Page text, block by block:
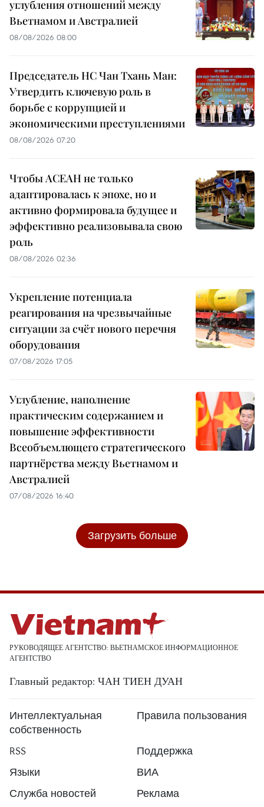
углубления отношений между
Вьетнамом и Австралией
08/08/2026 08:00
Председатель НС Чан Тхань Ман:
Утвердить ключевую роль в
борьбе с коррупцией и
экономическими преступлениями
08/08/2026 07:20
Чтобы АСЕАН не только
адаптировалась к эпохе, но и
активно формировала будущее и
эффективно реализовывала свою
роль
08/08/2026 02:36
Укрепление потенциала
реагирования на чрезвычайные
ситуации за счёт нового перечня
оборудования
07/08/2026 17:05
Углубление, наполнение
практическим содержанием и
повышение эффективности
Всеобъемлющего стратегического
партнёрства между Вьетнамом и
Австралией
07/08/2026 16:40
Загрузить больше
РУКОВОДЯЩЕЕ АГЕНТСТВО: ВЬЕТНАМСКОЕ ИНФОРМАЦИОННОЕ
АГЕНТСТВО
Главный редактор: ЧАН ТИЕН ДУАН
Интеллектуальная
собственность
Правила пользования
RSS
Поддержка
Языки
ВИА
Служба новостей
Реклама